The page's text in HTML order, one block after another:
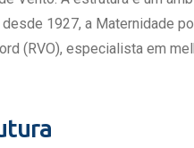
Exames
1927, a Maternidade
(RVO), especialista em